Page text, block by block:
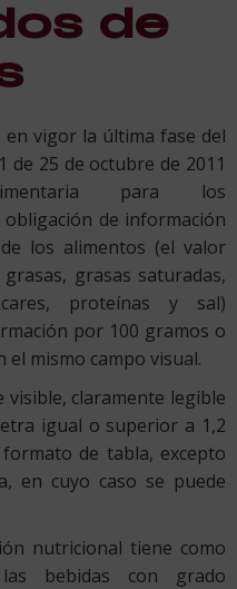
de
en vigor la última fase del
de 25 de octubre de 2011
para los
de información
los alimentos (el valor
grasas saturadas,
proteínas y sal)
por 100 gramos o
mismo campo visual.
visible, claramente legible
igual o superior a 1,2
de tabla, excepto
en cuyo caso se puede
nutricional tiene como
bebidas con grado